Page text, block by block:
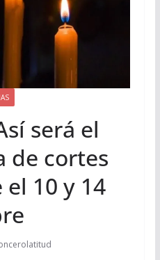
será el
de cortes
10 y 14